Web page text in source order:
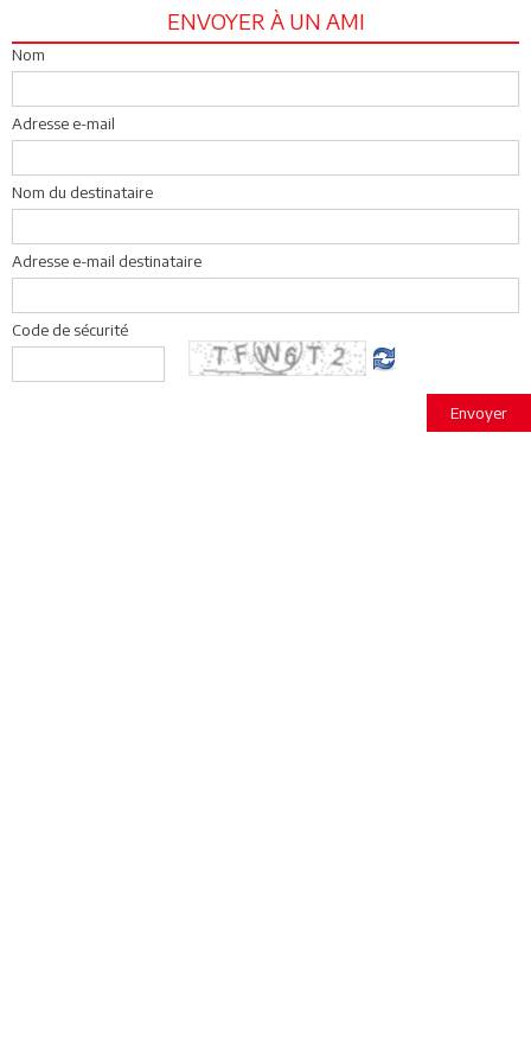
ENVOYER À UN AMI
Nom
Adresse e-mail
Nom du destinataire
Adresse e-mail destinataire
Code de sécurité
Envoyer